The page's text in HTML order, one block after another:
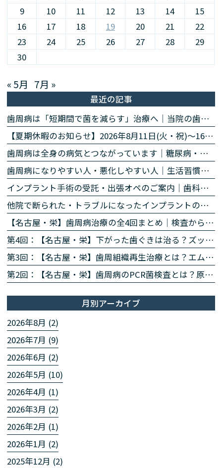
9
10 11 12 13 14
15
16
17 18 19 20 21
22
23
24 25 26 27 28
29
30
« 5月 7月 »
最近の記事
歯周病は「短期間で菌を減らす」治療へ｜当院の歯周病除菌プログラム
【夏期休暇のお知らせ】2026年8月11日(火・祝)〜16日(日)
歯周病は全身の病気とつながっています｜糖尿病・心臓・誤嚥性肺炎・認知症との関係｜名古屋・栄の高山歯科室
歯周病になりやすい人・悪化しやすい人｜生活習慣・持病・お薬のリスク因子｜名古屋・栄の高山歯科室
インプラント手術の受託・出張オペのご案内｜歯科医師の先生方へ
他院で断られた・トラブルになったインプラントのご相談
【名古屋・栄】歯周病治療の全4回まとめ｜検査から再生治療・歯肉退縮まで専門医が解説
第4回：【名古屋・栄】下がった歯ぐきは治る？ズッケリー法で歯肉退縮を改善する再生治療
第3回：【名古屋・栄】歯周組織再生治療とは？エムドゲイン・リグロスで歯を残す方法を専門医が解説
第2回：【名古屋・栄】歯周病のPCR菌検査とは？原因菌を見える化する4ステップを専門医が解説
月別アーカイブ
2026年8月 (2)
2026年7月 (9)
2026年6月 (2)
2026年5月 (10)
2026年4月 (1)
2026年3月 (2)
2026年2月 (1)
2026年1月 (2)
2025年12月 (2)